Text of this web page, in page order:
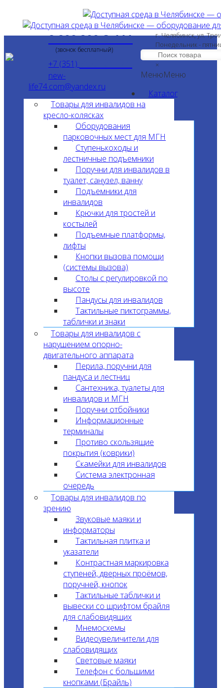
8 800 200-3-111
(звонок бесплатный)
+7 (351)
new-
life74.com@yandex.ru
г. Челябинск, ул.
Понедельник -
×
МенюМеню
Каталог
Товары для инвалидов на
кресло-колясках
Оборудования
парковочных мест для МГН
Ступенькоходы и
лестничные подъемники
Поручни для инвалидов в
туалет, санузел, ванну
Подъемники для
инвалидов
Крючки для тростей и
костылей
Подъемные платформы,
лифты
Кнопки вызова помощи
(системы вызова)
Столы с регулировкой по
высоте
Пандусы для инвалидов
Тактильные пиктограммы,
таблички и знаки
Товары для инвалидов с
нарушением опорно-
двигательного аппарата
Перила, поручни для
пандуса и лестниц
Сантехника, туалеты для
инвалидов и МГН
Поручни отбойники
Информационные
терминалы
Противо скользящие
покрытия (коврики)
Скамейки для инвалидов
Система электронная
очередь
Товары для инвалидов по
зрению
Звуковые маяки и
информаторы
Тактильная плитка и
указатели
Контрастная маркировка
ступеней, дверных проёмов,
поручней, кнопок
Тактильные таблички и
вывески со шрифтом брайля
для слабовидящих
Мнемосхемы
Видеоувеличители для
слабовидящих
Световые маяки
Телефон с большими
кнопками (Брайль)